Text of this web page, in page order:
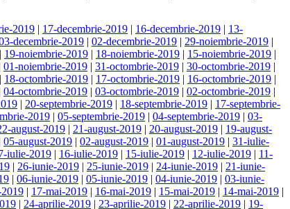
2019 | 17-decembrie-2019 | 16-decembrie-2019 | 13-
decembrie-2019 | 02-decembrie-2019 | 29-noiembrie-2019 |
| 19-noiembrie-2019 | 18-noiembrie-2019 | 15-noiembrie-2019 |
01-noiembrie-2019 | 31-octombrie-2019 | 30-octombrie-2019 |
| 18-octombrie-2019 | 17-octombrie-2019 | 16-octombrie-2019 |
04-octombrie-2019 | 03-octombrie-2019 | 02-octombrie-2019 |
| 20-septembrie-2019 | 18-septembrie-2019 | 17-septembrie-
2019 | 05-septembrie-2019 | 04-septembrie-2019 | 03-
august-2019 | 21-august-2019 | 20-august-2019 | 19-august-
05-august-2019 | 02-august-2019 | 01-august-2019 | 31-iulie-
iulie-2019 | 16-iulie-2019 | 15-iulie-2019 | 12-iulie-2019 | 11-
| 26-iunie-2019 | 25-iunie-2019 | 24-iunie-2019 | 21-iunie-
| 06-iunie-2019 | 05-iunie-2019 | 04-iunie-2019 | 03-iunie-
| 17-mai-2019 | 16-mai-2019 | 15-mai-2019 | 14-mai-2019 |
| 24-aprilie-2019 | 23-aprilie-2019 | 22-aprilie-2019 | 19-